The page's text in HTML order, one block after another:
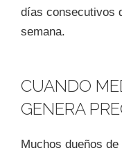
días consecutivos
semana.
CUANDO
GENERA
Muchos dueños